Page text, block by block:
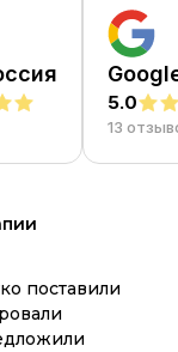
5.0
13
поставили